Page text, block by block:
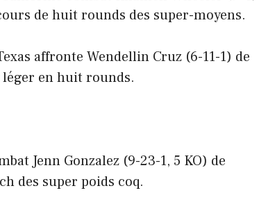
de huit rounds des super-moyens.
affronte Wendellin Cruz (6-11-1) de
en huit rounds.
Jenn Gonzalez (9-23-1, 5 KO) de
des super poids coq.